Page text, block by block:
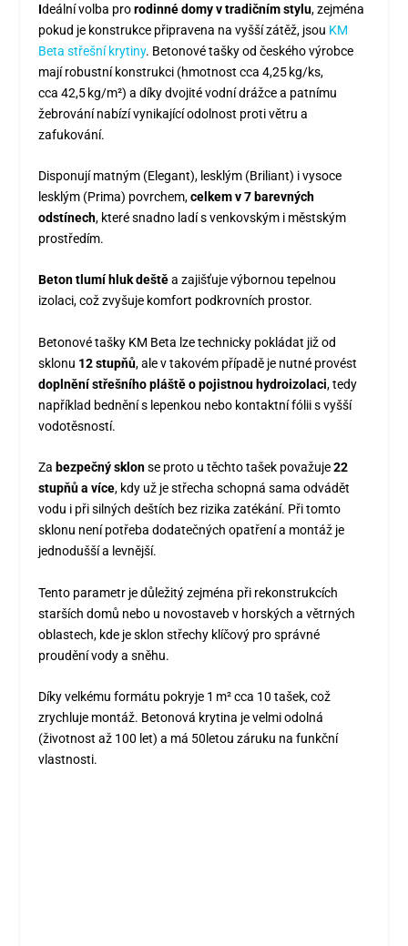
Ideální volba prorodinné domy v tradičním stylu, zejména
pokud je konstrukce připravena na vyšší zátěž, jsou KM
Beta střešní krytiny. Betonové tašky od českého výrobce
mají robustní konstrukci (hmotnost cca 4,25 kg/ks,
cca 42,5 kg/m²) a díky dvojité vodní drážce a patnímu
žebrování nabízí vynikající odolnost proti větru a
zafukování.
Disponují matným (Elegant), lesklým (Briliant) i vysoce
lesklým (Prima) povrchem,celkem v 7 barevných
odstínech, které snadno ladí s venkovským i městským
prostředím.
Beton tlumí hluk deštěa zajišťuje výbornou tepelnou
izolaci, což zvyšuje komfort podkrovních prostor.
Betonové tašky KM Beta lze technicky pokládat již od
sklonu 12 stupňů, ale v takovém případě je nutné provést
doplnění střešního pláště o pojistnou hydroizolaci, tedy
například bednění s lepenkou nebo kontaktní fólii s vyšší
vodotěsností.
Za bezpečný sklonse proto u těchto tašek považuje22
stupňů a více, kdy už je střecha schopná sama odvádět
vodu i při silných deštích bez rizika zatékání. Při tomto
sklonu není potřeba dodatečných opatření a montáž je
jednodušší a levnější.
Tento parametr je důležitý zejména při rekonstrukcích
starších domů nebo u novostaveb v horských a větrných
oblastech, kde je sklon střechy klíčový pro správné
proudění vody a sněhu.
Díky velkému formátu pokryje 1 m² cca 10 tašek, což
zrychluje montáž. Betonová krytina je velmi odolná
(životnost až 100 let) a má 50letou záruku na funkční
vlastnosti.